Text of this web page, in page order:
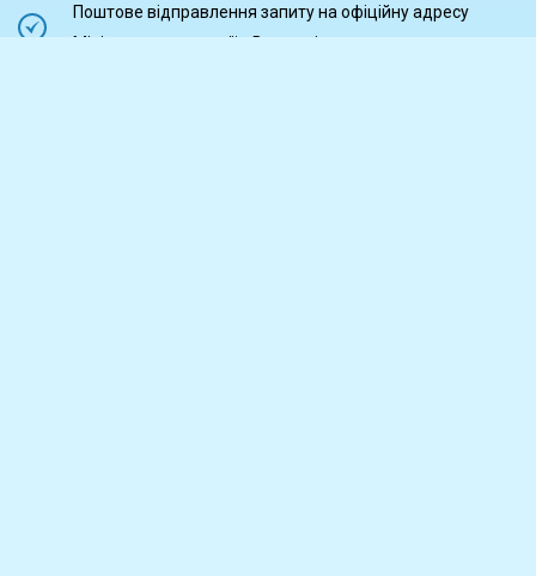
Поштове відправлення запиту на офіційну адресу
Міністерства юстиції у Варшаві.